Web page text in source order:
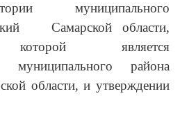
муниципального
Самарской области,
которой является
района
области, и утверждении